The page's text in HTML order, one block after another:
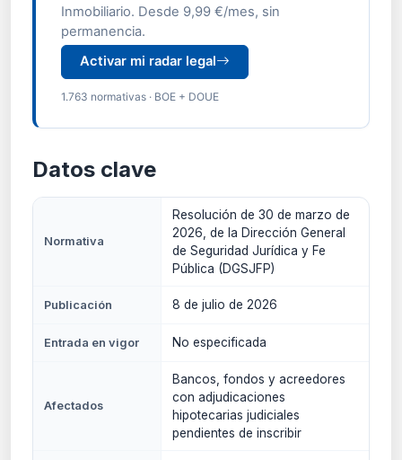
Inmobiliario. Desde 9,99 €/mes, sin
permanencia.
Activar mi radar legal
1.763 normativas · BOE + DOUE
Datos clave
Normativa
Resolución de 30 de marzo de
2026, de la Dirección General
de Seguridad Jurídica y Fe
Pública (DGSJFP)
Publicación 8 de julio de 2026
Entrada en vigor No especificada
Afectados
Bancos, fondos y acreedores
con adjudicaciones
hipotecarias judiciales
pendientes de inscribir